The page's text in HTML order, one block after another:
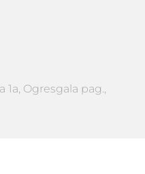
Ogresgala pag.,